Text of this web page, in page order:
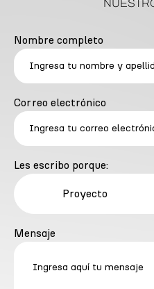
Nombre completo
Correo electrónico
Les escribo porque:
Proyecto
Mensaje